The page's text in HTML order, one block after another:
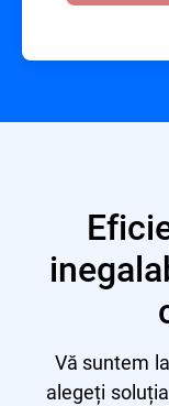
Vă suntem
alegeți